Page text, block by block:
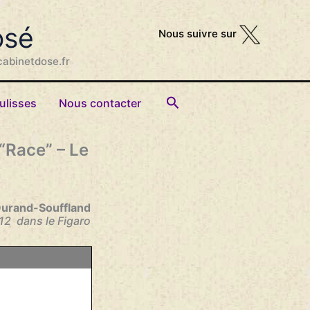
Nous suivre sur
Nous contacter Rechercher
– Le
Souffland
dans le Figaro